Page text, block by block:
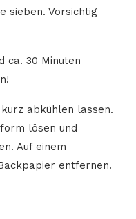
sieben. Vorsichtig
ca. 30 Minuten
abkühlen lassen.
lösen und
Auf einem
entfernen.